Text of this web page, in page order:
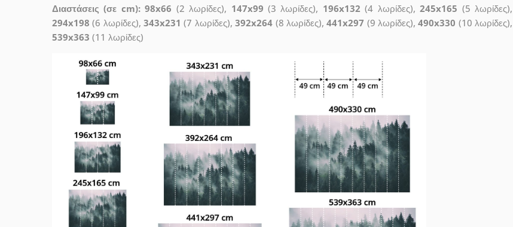
Διαστάσεις (σε cm): 98x66 (2 λωρίδες), 147x99 (3 λωρίδες), 196x132 (4 λωρίδες),245x165 (5 λωρίδες),
294x198 (6 λωρίδες),343x231 (7 λωρίδες),392x264 (8 λωρίδες),441x297 (9 λωρίδες),490x330 (10 λωρίδες),
539x363 (11 λωρίδες)